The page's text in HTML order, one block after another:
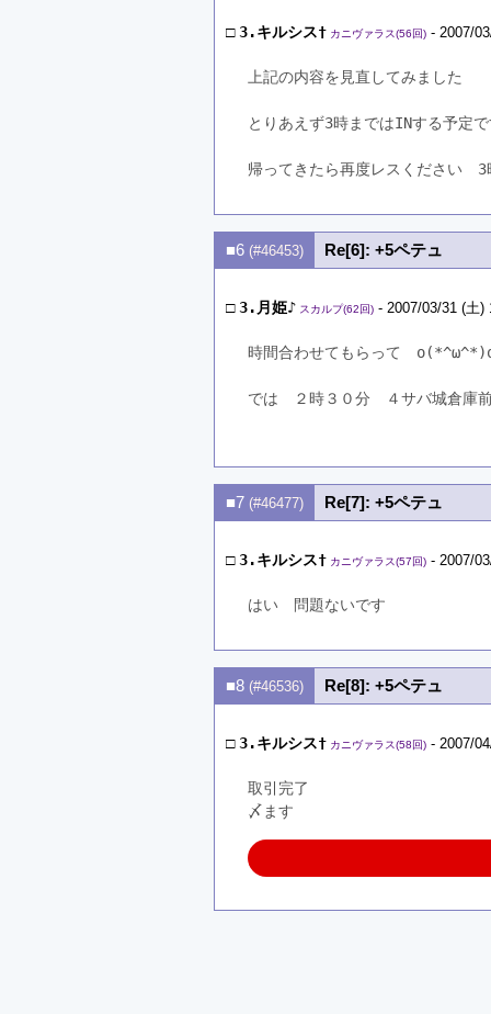
□3.キルシス† カニヴァラス(56回) - 2007/
上記の内容を見直してみました
とりあえず3時まではINする予定
帰ってきたら再度レスください　
■6 (#46453) Re[6]: +5ペテュ
□3.月姫♪ スカルプ(62回) - 2007/03/31 (土
時間合わせてもらって　
では　２時３０分　４サバ城倉庫
■7 (#46477) Re[7]: +5ペテュ
□3.キルシス† カニヴァラス(57回) - 2007/
はい　問題ないです
■8 (#46536) Re[8]: +5ペテュ
□3.キルシス† カニヴァラス(58回) - 2007/
取引完了
〆ます